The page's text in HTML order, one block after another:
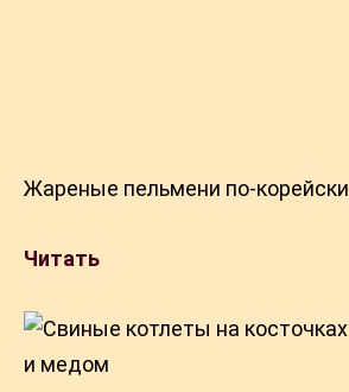
Жареные пельмени по-корейски
Читать